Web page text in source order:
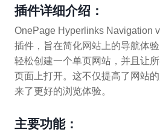
插件详细介绍：
OnePage Hyperlinks Navigation
插件，旨在简化网站上的导航体
轻松创建一个单页网站，并且让
页面上打开。这不仅提高了网站
来了更好的浏览体验。
主要功能：